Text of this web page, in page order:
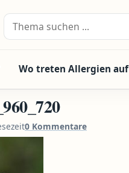
Suche nach:
Wo treten Allergien auf
0 Kommentare